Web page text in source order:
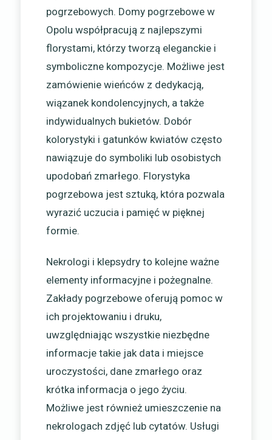
pogrzebowych. Domy pogrzebowe w
Opolu współpracują z najlepszymi
florystami, którzy tworzą eleganckie i
symboliczne kompozycje. Możliwe jest
zamówienie wieńców z dedykacją,
wiązanek kondolencyjnych, a także
indywidualnych bukietów. Dobór
kolorystyki i gatunków kwiatów często
nawiązuje do symboliki lub osobistych
upodobań zmarłego. Florystyka
pogrzebowa jest sztuką, która pozwala
wyrazić uczucia i pamięć w pięknej
formie.
Nekrologi i klepsydry to kolejne ważne
elementy informacyjne i pożegnalne.
Zakłady pogrzebowe oferują pomoc w
ich projektowaniu i druku,
uwzględniając wszystkie niezbędne
informacje takie jak data i miejsce
uroczystości, dane zmarłego oraz
krótka informacja o jego życiu.
Możliwe jest również umieszczenie na
nekrologach zdjęć lub cytatów. Usługi